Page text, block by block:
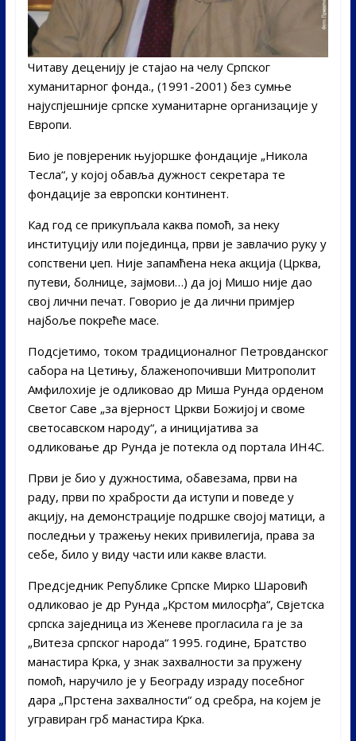
Читаву деценију је стајао на челу Српског
хуманитарног фонда., (1991-2001) без сумње
најуспјешније српске хуманитарне организације у
Европи.
Био је повјереник њујоршке фондације „Никола
Тесла“, у којој обавља дужност секретара те
фондације за европски континент.
Кад год се прикупљала каква помоћ, за неку
институцију или појединца, први је завлачио руку у
сопствени џеп. Није запамћена нека акција (Црква,
путеви, болнице, зајмови…) да јој Мишо није дао
свој лични печат. Говорио је да лични примјер
најбоље покреће масе.
Подсјетимо, током традиционалног Петровданског
сабора на Цетињу, блаженопочивши Митрополит
Амфилохије је одликовао др Миша Рунда орденом
Светог Саве „за вјерност Цркви Божијој и своме
светосавском народу“, а иницијатива за
одликовање др Рунда је потекла од портала ИН4С.
Први је био у дужностима, обавезама, први на
раду, први по храбрости да иступи и поведе у
акцију, на демонстрације подршке својој матици, а
последњи у тражењу неких привилегија, права за
себе, било у виду части или какве власти.
Предсједник Републике Српске Мирко Шаровић
одликовао је др Рунда „Крстом милосрђа“, Свјетска
српска заједница из Женеве прогласила га је за
„Витеза српског народа“ 1995. године, Братство
манастира Крка, у знак захвалности за пружену
помоћ, наручило је у Београду израду посебног
дара „Прстена захвалности“ од сребра, на којем је
угравиран грб манастира Крка.